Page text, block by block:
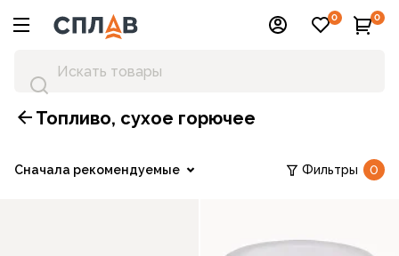
0 0
Топливо, сухое горючее
Сначала рекомендуемые Фильтры 0